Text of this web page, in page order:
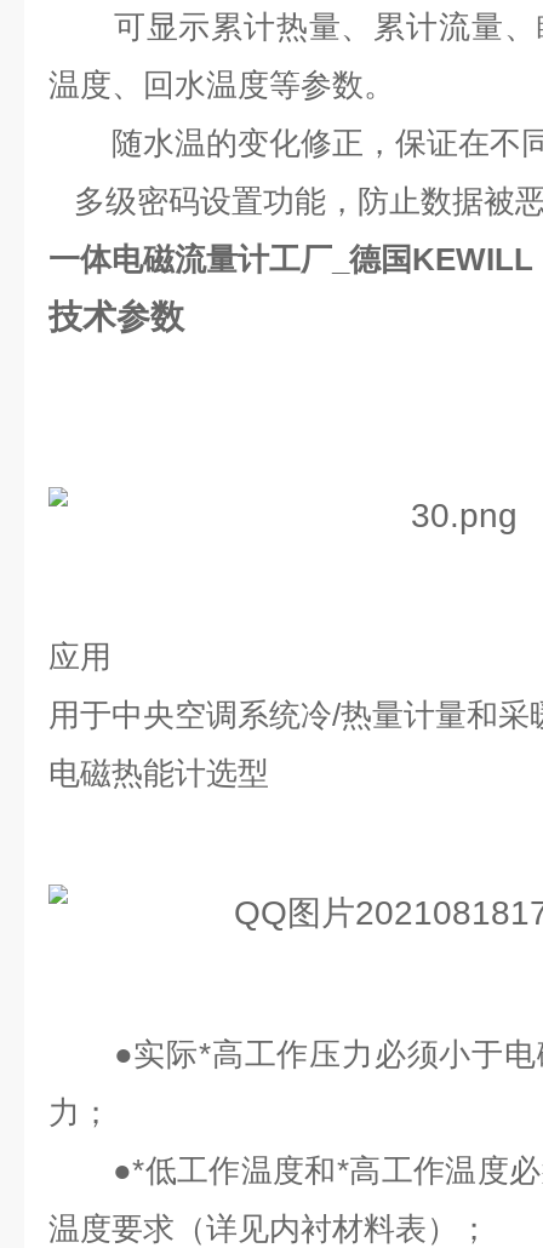
可显示累计热量、累计流量、
温度、回水温度等参数。
随水温的变化修正，保证在不
多级密码设置功能，防止数据被
一体电磁流量计工厂_德国KEWILL
技术参数
应用
用于中央空调系统冷/热量计量和采
电磁热能计选型
●实际*高工作压力必须小于电
力；
●*低工作温度和*高工作温度必
温度要求（详见内衬材料表）；